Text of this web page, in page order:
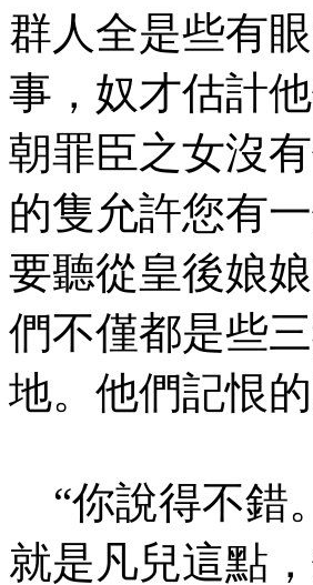
群人全是些有
事，奴才估計
朝罪臣之女沒
的隻允許您有
要聽從皇後娘
們不僅都是些
地。他們記恨
“你說得不錯
就是凡兒這點